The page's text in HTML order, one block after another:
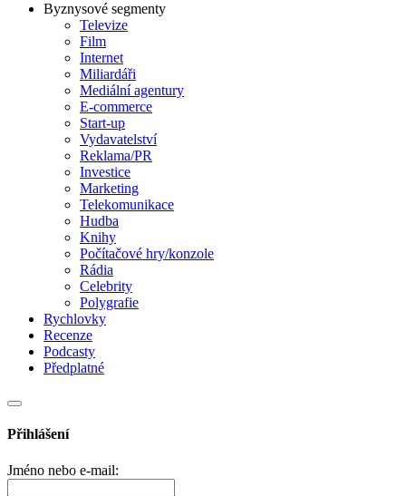
Byznysové segmenty
Televize
Film
Internet
Miliardáři
Mediální agentury
E-commerce
Start-up
Vydavatelství
Reklama/PR
Investice
Marketing
Telekomunikace
Hudba
Knihy
Počítačové hry/konzole
Rádia
Celebrity
Polygrafie
Rychlovky
Recenze
Podcasty
Předplatné
Přihlášení
Jméno nebo e-mail: